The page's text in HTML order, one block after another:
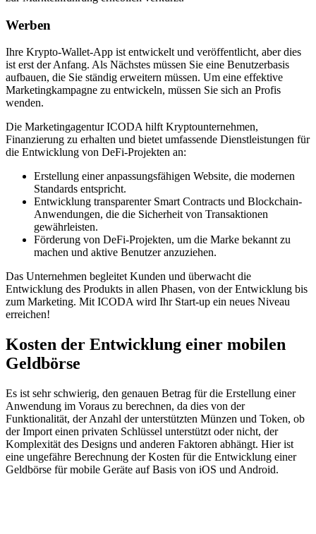
Werben
Ihre Krypto-Wallet-App ist entwickelt und veröffentlicht, aber dies
ist erst der Anfang. Als Nächstes müssen Sie eine Benutzerbasis
aufbauen, die Sie ständig erweitern müssen. Um eine effektive
Marketingkampagne zu entwickeln, müssen Sie sich an Profis
wenden.
Die Marketingagentur ICODA hilft Kryptounternehmen,
Finanzierung zu erhalten und bietet umfassende Dienstleistungen für
die Entwicklung von DeFi-Projekten an:
Erstellung einer anpassungsfähigen Website, die modernen
Standards entspricht.
Entwicklung transparenter Smart Contracts und Blockchain-
Anwendungen, die die Sicherheit von Transaktionen
gewährleisten.
Förderung von DeFi-Projekten, um die Marke bekannt zu
machen und aktive Benutzer anzuziehen.
Das Unternehmen begleitet Kunden und überwacht die
Entwicklung des Produkts in allen Phasen, von der Entwicklung bis
zum Marketing. Mit ICODA wird Ihr Start-up ein neues Niveau
erreichen!
Kosten der Entwicklung einer mobilen
Geldbörse
Es ist sehr schwierig, den genauen Betrag für die Erstellung einer
Anwendung im Voraus zu berechnen, da dies von der
Funktionalität, der Anzahl der unterstützten Münzen und Token, ob
der Import einen privaten Schlüssel unterstützt oder nicht, der
Komplexität des Designs und anderen Faktoren abhängt. Hier ist
eine ungefähre Berechnung der Kosten für die Entwicklung einer
Geldbörse für mobile Geräte auf Basis von iOS und Android.